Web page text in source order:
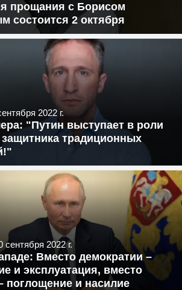
прощания с Борисом
состоится 2 октября
2022 г.
"Путин выступает в роли
традиционных
сентября 2022 г.
Вместо демократии –
и эксплуатация, вместо
поглощение и насилие